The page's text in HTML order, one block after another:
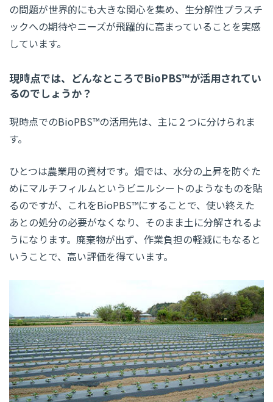
の問題が世界的にも大きな関心を集め、生分解性プラスチ
ックへの期待やニーズが飛躍的に高まっていることを実感
しています。
現時点では、どんなところでBioPBS™が活用されてい
るのでしょうか？
現時点でのBioPBS™の活用先は、主に２つに分けられま
す。
ひとつは農業用の資材です。畑では、水分の上昇を防ぐた
めにマルチフィルムというビニルシートのようなものを貼
るのですが、これをBioPBS™にすることで、使い終えた
あとの処分の必要がなくなり、そのまま土に分解されるよ
うになります。廃棄物が出ず、作業負担の軽減にもなると
いうことで、高い評価を得ています。